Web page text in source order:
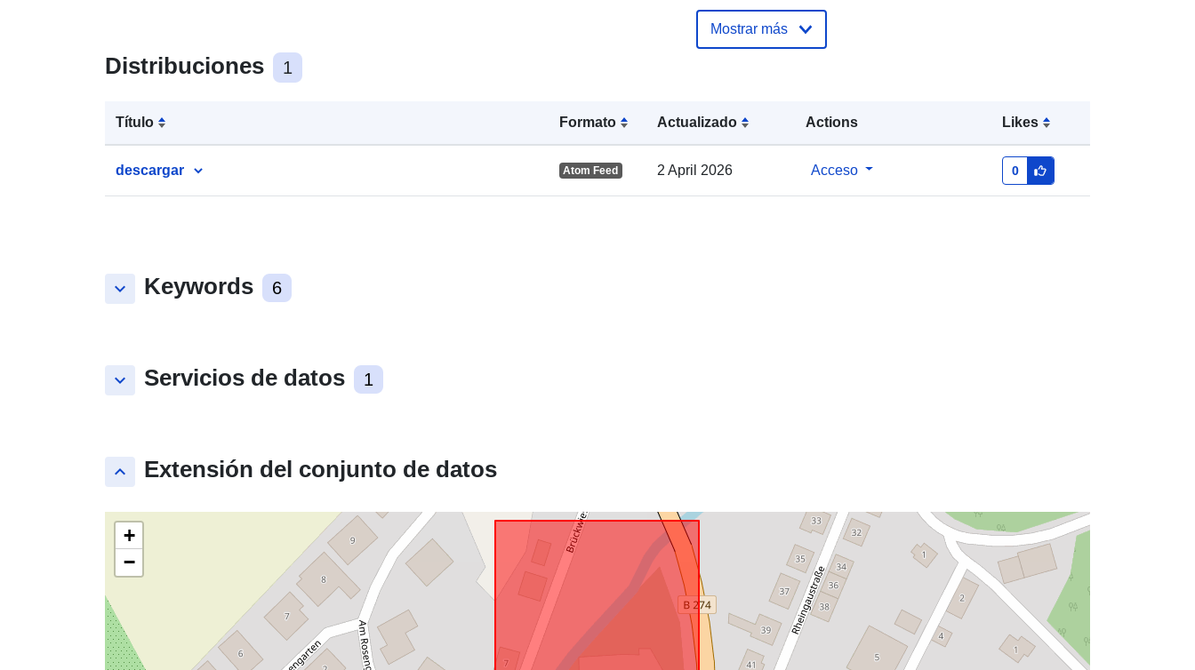
Distribuciones 1
Título Formato Actualizado Actions Likes
descargar Atom Feed 2 April 2026 Acceso 0
keyboard_arrow_down Keywords 6
keyboard_arrow_down Servicios de datos 1
keyboard_arrow_up Extensión del conjunto de datos
+
−
catálogo:
[ 7.85691, 50.1964 ], [ 7.85691,
50.1951 ], [ 7.85568, 50.1951 ], [
Mostrar más